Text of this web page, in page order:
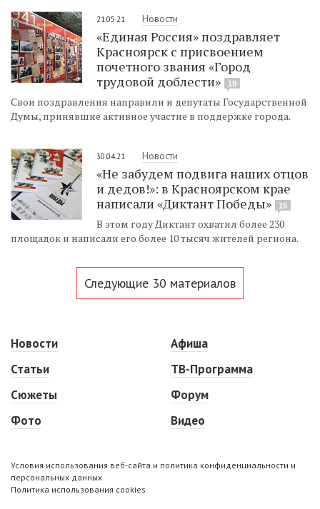
21.05.21 Новости
«Единая Россия» поздравляет
Красноярск с присвоением
почетного звания «Город
трудовой доблести»
19
Свои поздравления направили и депутаты Государственной
Думы, принявшие активное участие в поддержке города.
30.04.21 Новости
«Не забудем подвига наших отцов
и дедов!»: в Красноярском крае
написали «Диктант Победы»
15
В этом году Диктант охватил более 230
площадок и написали его более 10 тысяч жителей региона.
Следующие 30 материалов
Новости
Статьи
Сюжеты
Фото
Афиша
ТВ-Программа
Форум
Видео
Условия использования веб-сайта и политика конфиденциальности и
персональных данных
Политика использования cookies